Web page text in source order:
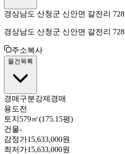
경상남도 산청군 신안면 갈전리 728
경상남도 산청군 신안면 갈전리 728
주소복사
물건목록
경매구분강제경매
용도전
토지 579㎡(175.15평)
건물-
감정가15,633,000원
최저가15,633,000원